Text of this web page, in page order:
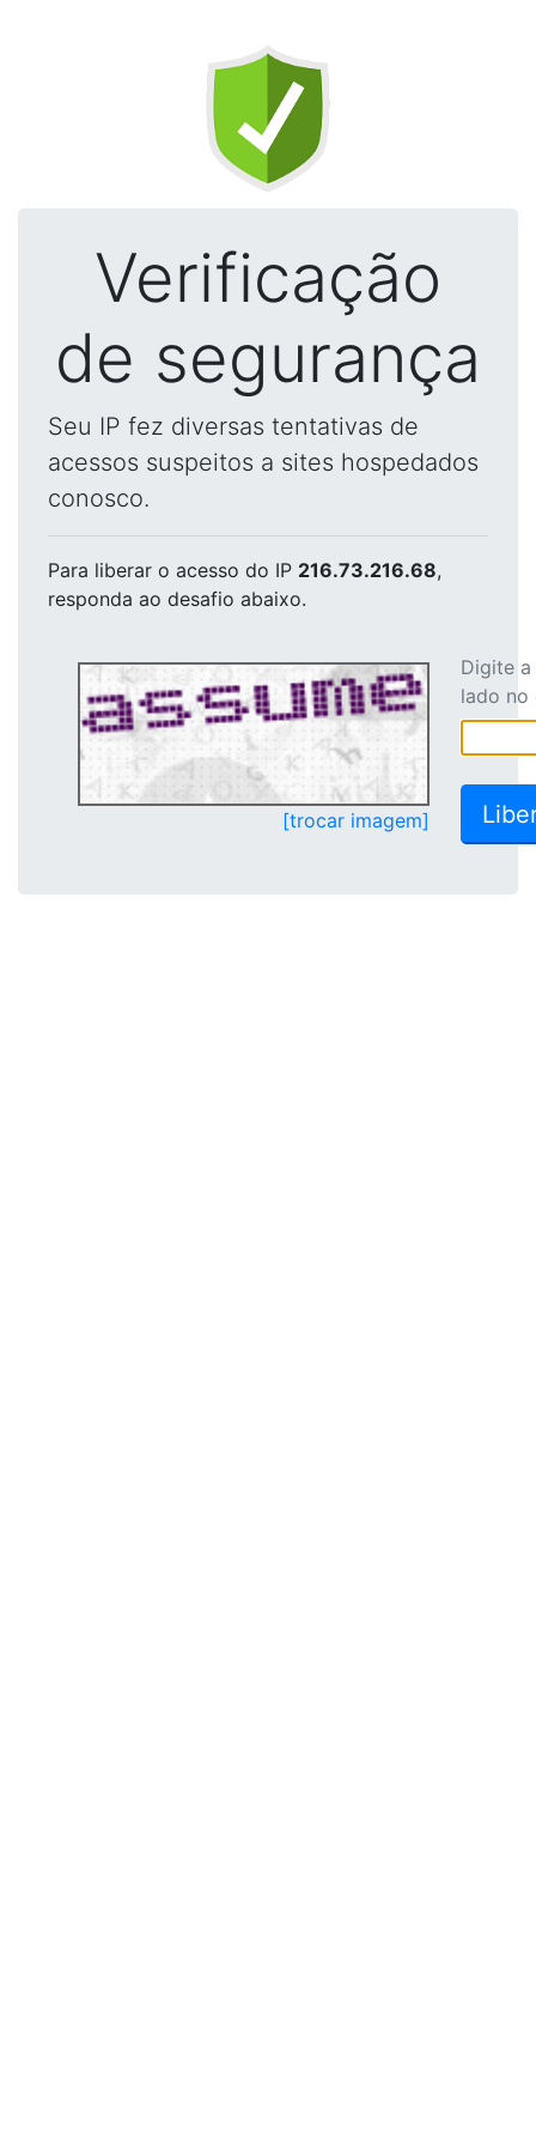
Verificação
de segurança
Seu IP fez diversas tentativas de
acessos suspeitos a sites hospedados
conosco.
Para liberar o acesso do IP 216.73.216.68,
responda ao desafio abaixo.
[trocar imagem]
Digite
lado no